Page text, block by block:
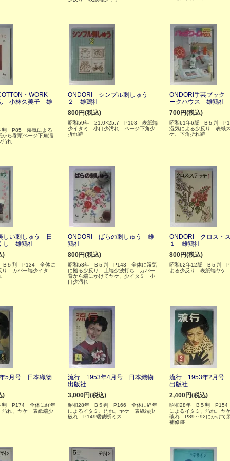
・WORK
小林久美子 雄
判 P85 湿気による
ら巻頭ページ下角濡
汚れ
ONDORI シンプル刺しゅう
２ 雄鶏社
800円(税込)
昭和59年 21.0×25.7 P103 表紙端
少イタミ 小口少汚れ ページ下角少
折れ跡
ONDORI手芸ブック
ークハウス 雄鶏社
700円(税込)
昭和61年6版 B５判
湿気による少反り 表紙
ケ、下角折れ跡
い刺しゅう 日
し 雄鶏社
)
B５判 P134 全体に
り カバー端少イタ
ONDORI ばらの刺しゅう 雄
鶏社
800円(税込)
昭和53年 B５判 P143 全体に湿気
に拠る少反り、上端少波打ち カバー
背から端にかけてヤケ、少イタミ 小
口少汚れ
ONDORI クロス・
１ 雄鶏社
800円(税込)
昭和62年12版 B５判
よる少反り 表紙端ヤケ
5月号 日本織物
)
判 P174 全体に経年
汚れ、ヤケ 表紙端少
流行 1953年4月号 日本織物
出版社
3,000円(税込)
昭和28年 B５判 P166 全体に経年
によるイタミ、汚れ、ヤケ 表紙端少
破れ P149端裁断ミス
流行 1953年2月号
出版社
2,400円(税込)
昭和28年 B５判 P154
によるイタミ、汚れ、ヤ
破れ P89～92にかけて
補修跡